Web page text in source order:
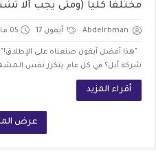
مختلفاً كلياً (ومتى يجب ألا
Abdelrhman آيفون 17 05 مارس 2026
"هذا أفضل آيفون صنعناه على
شركة أبل؟ في كل عام يتكرر نفس
أقراء المزيد
عرض